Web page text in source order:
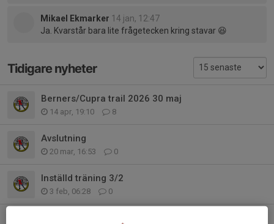
Mikael Ekmarker 14 jan, 12:47
Ja. Kvarstår bara lite frågetecken kring stavar 😆
Tidigare nyheter
Berners/Cupra trail 2026 30 maj
14 apr, 19:10 8
Avslutning
20 mar, 16:53 0
Inställd träning 3/2
3 feb, 06:28 0